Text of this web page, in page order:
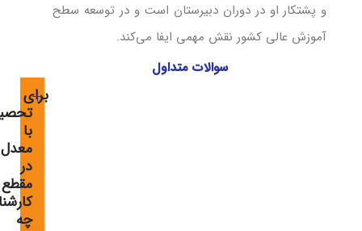
و پشتکار او در دوران دبیرستان است و در توسعه سطح
آموزش عالی کشور نقش مهمی ایفا می‌کند.
سوالات متداول
برای
با
معدل
در
مقطع
چه